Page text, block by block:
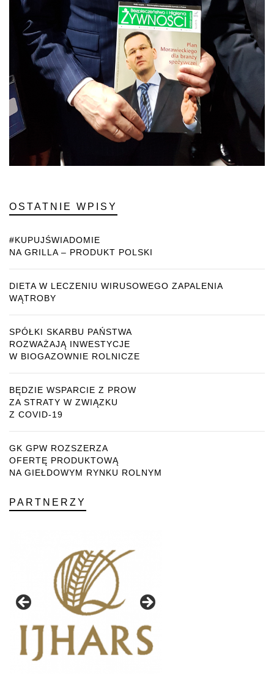
OSTATNIE WPISY
#KUPUJŚWIADOMIE
NA GRILLA – PRODUKT POLSKI
DIETA W LECZENIU WIRUSOWEGO ZAPALENIA
WĄTROBY
SPÓŁKI SKARBU PAŃSTWA
ROZWAŻAJĄ INWESTYCJE
W BIOGAZOWNIE ROLNICZE
BĘDZIE WSPARCIE Z PROW
ZA STRATY W ZWIĄZKU
Z COVID-19
GK GPW ROZSZERZA
OFERTĘ PRODUKTOWĄ
NA GIEŁDOWYM RYNKU ROLNYM
PARTNERZY